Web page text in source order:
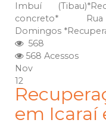
Imbuí
concreto*
Domingos
568
568 Acessos
Nov
12
em Icaraí